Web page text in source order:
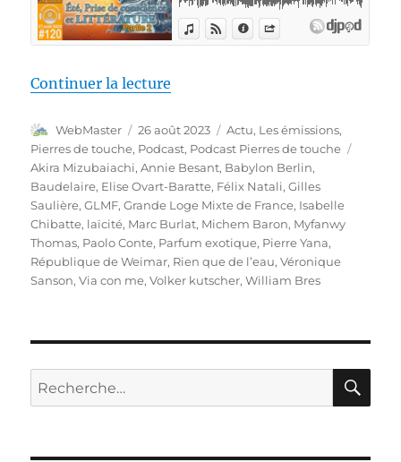
Continuer la lecture
Auteur
WebMaster
Publié
le
26 août 2023 Catégories
Actu, Les émissions,
Pierres de touche, Podcast, Podcast Pierres de touche
Akira Mizubaiachi,Annie Besant, Babylon Berlin,
Baudelaire, Elise Ovart-Baratte, Félix Natali,Gilles
Saulière,GLMF,Grande Loge Mixte de France, Isabelle
Chibatte, laïcité, Marc Burlat, Michem Baron, Myfanwy
Thomas, Paolo Conte, Parfum exotique, Pierre Yana,
République de Weimar, Rien que de l’eau,Véronique
Sanson,Via con me,Volker kutscher,William Bres
Recherche
pour :